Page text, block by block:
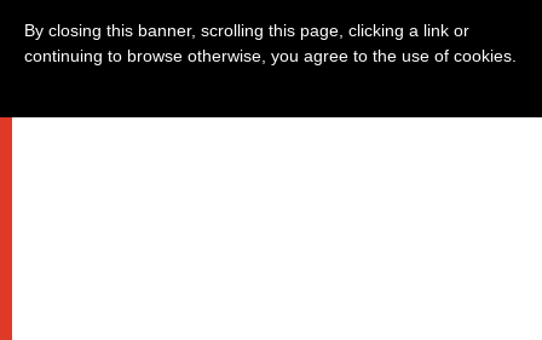
By closing this banner, scrolling this page, clicking a link or
continuing to browse otherwise, you agree to the use of cookies.